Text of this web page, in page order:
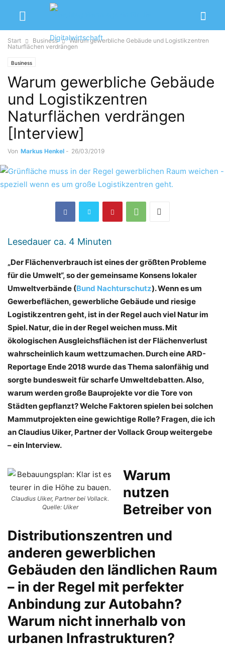
Start Business
Warum gewerbliche Gebäude und Logistikzentren
Naturflächen verdrängen
Business
Warum gewerbliche Gebäude
und Logistikzentren
Naturflächen verdrängen
[Interview]
Von Markus Henkel - 26/03/2019
Lesedauer ca. 4 Minuten
„Der Flächenverbrauch ist eines der größten Probleme
für die Umwelt“, so der gemeinsame Konsens lokaler
Umweltverbände (Bund Nachturschutz). Wenn es um
Gewerbeflächen, gewerbliche Gebäude und riesige
Logistikzentren geht, ist in der Regel auch viel Natur im
Spiel. Natur, die in der Regel weichen muss. Mit
ökologischen Ausgleichsflächen ist der Flächenverlust
wahrscheinlich kaum wettzumachen. Durch eine ARD-
Reportage Ende 2018 wurde das Thema salonfähig und
sorgte bundesweit für scharfe Umweltdebatten. Also,
warum werden große Bauprojekte vor die Tore von
Städten gepflanzt? Welche Faktoren spielen bei solchen
Mammutprojekten eine gewichtige Rolle? Fragen, die ich
an Claudius Uiker, Partner der Vollack Group weitergebe
– ein Interview.
Claudius Uiker, Partner bei Vollack.
Quelle: Uiker
Warum
nutzen
Betreiber von
Distributionszentren und
anderen gewerblichen
Gebäuden den ländlichen Raum
– in der Regel mit perfekter
Anbindung zur Autobahn?
Warum nicht innerhalb von
urbanen Infrastrukturen?